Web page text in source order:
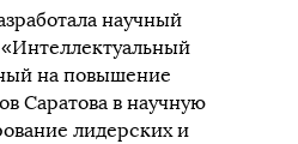
научный
на повышение
Саратова в научную
лидерских и